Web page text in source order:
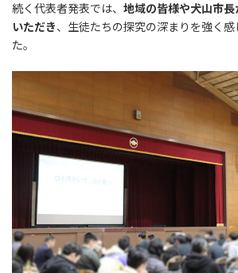
続く代表者発表では、 地域の皆様や犬山市
いただき、生徒たちの探究の深まりを強く
た。